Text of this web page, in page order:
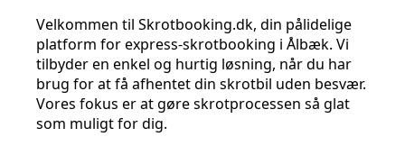
Velkommen til Skrotbooking.dk, din pålidelige
platform for express-skrotbooking i Ålbæk. Vi
tilbyder en enkel og hurtig løsning, når du har
brug for at få afhentet din skrotbil uden besvær.
Vores fokus er at gøre skrotprocessen så glat
som muligt for dig.